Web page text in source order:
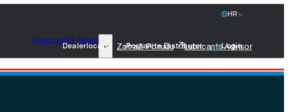
HR
ProizvodiO Nama77 Lubricants
Održivost Kompanije
Promo Artikli
Zatraži Ponudu Lubricants Advisor
Dealerlocator Postanite Distributer Login